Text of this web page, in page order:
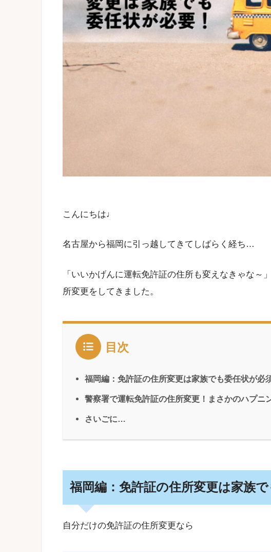
こんにちは♩
名古屋から福岡に引っ越してきてしばらく経ち…
「いいかげんに運転免許証の住所も変えなきゃな～
所変更をしてきました。
目次
福岡編：免許証の住所変更は家族でも委任状が必
警察署で運転免許証の住所変更！まさかのハプニ
さいごに…
福岡編：免許証の住所変更は家族で
自分だけの免許証の住所変更なら